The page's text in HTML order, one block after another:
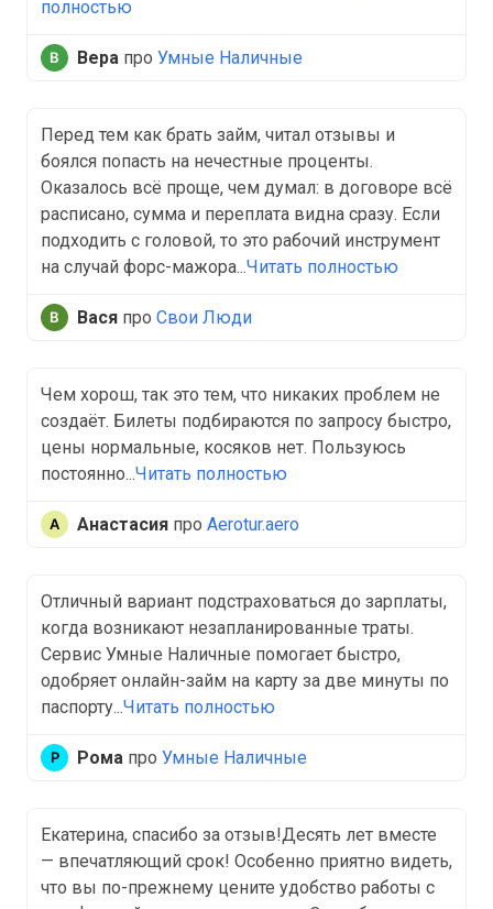
полностью
Вера про Умные Наличные
Перед тем как брать займ, читал отзывы и
боялся попасть на нечестные проценты.
Оказалось всё проще, чем думал: в договоре всё
расписано, сумма и переплата видна сразу. Если
подходить с головой, то это рабочий инструмент
на случай форс-мажора...Читать полностью
Вася про Свои Люди
Чем хорош, так это тем, что никаких проблем не
создаёт. Билеты подбираются по запросу быстро,
цены нормальные, косяков нет. Пользуюсь
постоянно...Читать полностью
Анастасия про Aerotur.aero
Отличный вариант подстраховаться до зарплаты,
когда возникают незапланированные траты.
Сервис Умные Наличные помогает быстро,
одобряет онлайн-займ на карту за две минуты по
паспорту...Читать полностью
Рома про Умные Наличные
Екатерина, спасибо за отзыв!Десять лет вместе
— впечатляющий срок! Особенно приятно видеть,
что вы по-прежнему цените удобство работы с